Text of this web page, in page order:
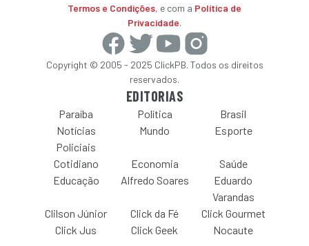
Termos e Condições, e com a Política de
Privacidade.
Copyright © 2005 - 2025 ClickPB. Todos os direitos
reservados.
EDITORIAS
Paraíba Política
Brasil
Notícias
Policiais
Mundo Esporte
Cotidiano Economia
Saúde
Educação
Alfredo Soares
Eduardo
Varandas
Clilson Júnior
Click da Fé
Click Gourmet
Click Jus
Click Geek Nocaute